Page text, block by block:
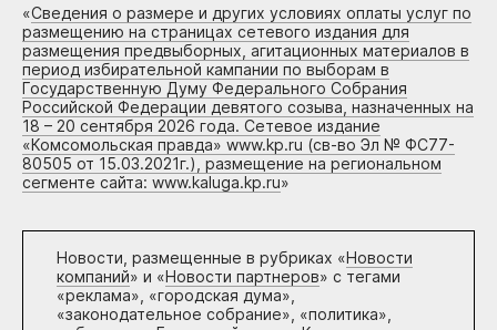
«Сведения о размере и других условиях оплаты услуг по
размещению на страницах сетевого издания для
размещения предвыборных, агитационных материалов в
период избирательной кампании по выборам в
Государственную Думу Федерального Собрания
Российской Федерации девятого созыва, назначенных на
18 – 20 сентября 2026 года. Сетевое издание
«Комсомольская правда» www.kp.ru (св-во Эл № ФС77-
80505 от 15.03.2021г.), размещение на региональном
сегменте сайта: www.kaluga.kp.ru»
Новости, размещенные в рубриках «Новости
компаний» и «Новости партнеров» с тегами
«реклама», «городская дума»,
«законодательное собрание», «политика»,